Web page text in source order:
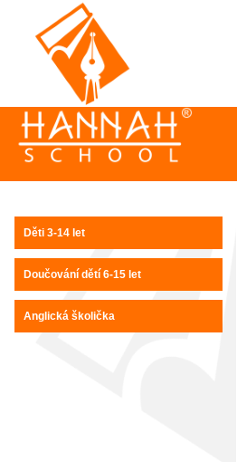
Děti 3-14 let
Doučování dětí 6-15 let
Anglická školička